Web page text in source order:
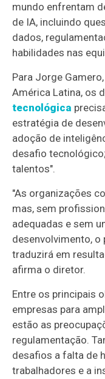
mundo enfrentam
de IA, incluindo
dados,
habilidades nas
Para Jorge
América Latina, os
tecnológica
estratégia de
adoção de
desafio
talentos".
"As organizações
mas, sem
adequadas e sem
desenvolvimento,
traduzirá em
afirma o diretor.
Entre os principais
empresas para
estão as
regulamentação.
desafios a falta de
trabalhadores e a